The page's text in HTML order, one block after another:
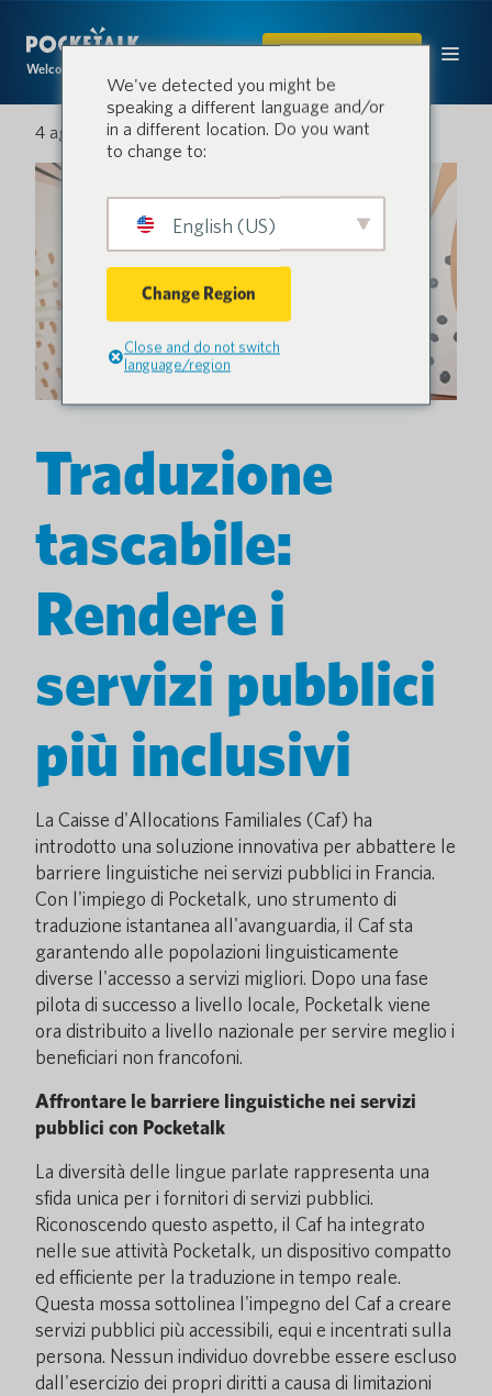
Welcome to the conversation.
ACQUISTARE
4 agosto 2025
Traduzione
tascabile:
Rendere i
servizi pubblici
più inclusivi
La Caisse d'Allocations Familiales (Caf) ha
introdotto una soluzione innovativa per abbattere le
barriere linguistiche nei servizi pubblici in Francia.
Con l'impiego di Pocketalk, uno strumento di
traduzione istantanea all'avanguardia, il Caf sta
garantendo alle popolazioni linguisticamente
diverse l'accesso a servizi migliori. Dopo una fase
pilota di successo a livello locale, Pocketalk viene
ora distribuito a livello nazionale per servire meglio i
beneficiari non francofoni.
Affrontare le barriere linguistiche nei servizi
pubblici con Pocketalk
La diversità delle lingue parlate rappresenta una
sfida unica per i fornitori di servizi pubblici.
Riconoscendo questo aspetto, il Caf ha integrato
nelle sue attività Pocketalk, un dispositivo compatto
ed efficiente per la traduzione in tempo reale.
Questa mossa sottolinea l'impegno del Caf a creare
servizi pubblici più accessibili, equi e incentrati sulla
persona. Nessun individuo dovrebbe essere escluso
dall'esercizio dei propri diritti a causa di limitazioni
We've detected you might be
speaking a different language and/or
in a different location. Do you want
to change to:
English (US)
Change Region
Close and do not switch
language/region